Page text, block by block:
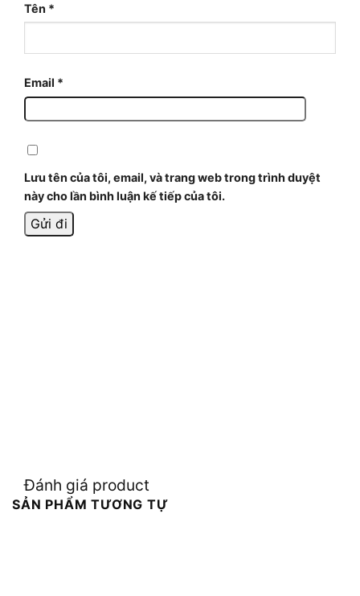
Tên *
Email *
Lưu tên của tôi, email, và trang web trong trình duyệt
này cho lần bình luận kế tiếp của tôi.
Đánh giá product
SẢN PHẨM TƯƠNG TỰ